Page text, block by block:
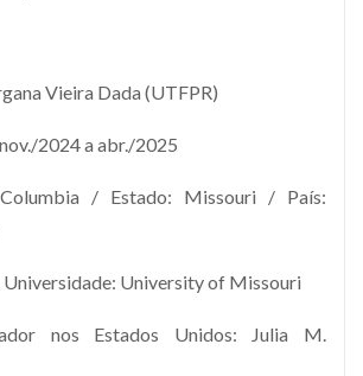
Vieira Dada (UTFPR)
2024 a abr./2025
/ Estado: Missouri / País:
Universidade: University of Missouri
nos Estados Unidos: Julia M.